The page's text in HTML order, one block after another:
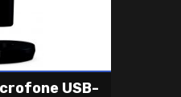
USB-